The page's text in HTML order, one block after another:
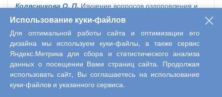
Колясникова О. П.Изучение вопросов оздоровления и
профилактики заболеваний опорно-двигательной
системы человека в школьном курсе биологии
Косова Т. В.Формирование здорового образа жизни
дошкольника средствами детско-родительского
сообщества
337-338
Мусатова Н. А.Учебно-методическое пособие
«Обучение плаванию детей дошкольного возраста с
Использование куки-файлов
Для оптимальной работы сайта и оптимизации его
дизайна мы используем куки-файлы, а также сервис
Яндекс.Метрика для сбора и статистического анализа
данных о посещении Вами страниц сайта. Продолжая
использовать сайт, Вы соглашаетесь на использование
куки-файлов и указанного сервиса.